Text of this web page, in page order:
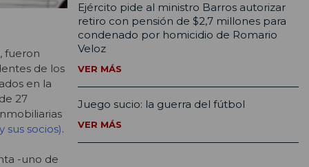
fueron
de los
en la
27
socios).
-uno de
Ejército pide al ministro Barros autorizar
retiro con pensión de $2,7 millones para
condenado por homicidio de Romario
Veloz
VER MÁS
Juego sucio: la guerra del fútbol
VER MÁS